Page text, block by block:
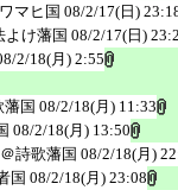
マヒ国 08/2/17(日)
よけ藩国 08/2/17(日)
2/18(月) 2:55
国 08/2/18(月) 11:33
08/2/18(月) 13:50
詩歌藩国 08/2/18(月)
国 08/2/18(月) 23:08